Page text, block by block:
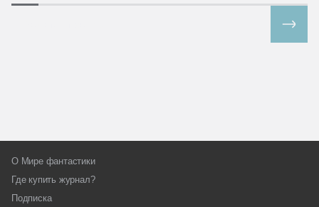
О Мире фантастики
Где купить журнал?
Подписка